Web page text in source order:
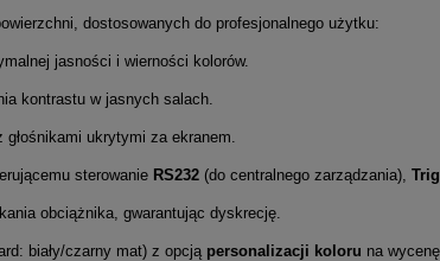
dostosowanych do profesjonalnego użytku:
jasności i wierności kolorów.
kontrastu w jasnych salach.
ukrytymi za ekranem.
sterowanie RS232 (do centralnego zarządzania),
obciążnika, gwarantując dyskrecję.
biały/czarny mat) z opcją personalizacji koloru na